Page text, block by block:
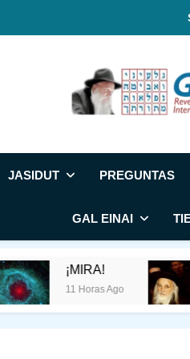
Gal
JASIDUT PREGUNTAS
GAL EINAI
Horas Ago
Rabi
1 Día